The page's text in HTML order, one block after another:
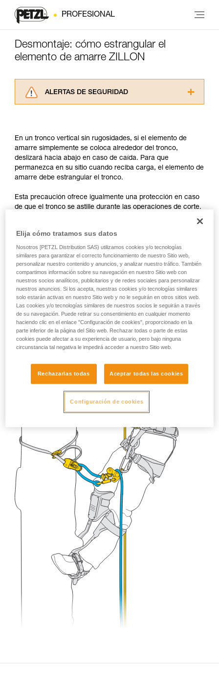
PROFESIONAL
Desmontaje: cómo estrangular el
elemento de amarre ZILLON
ALERTAS DE SEGURIDAD
información de la ficha técnica para poder
comprender este complemento informativo.
Dominar estas técnicas requiere una formación
y un entrenamiento específico. Confirme a
través de un profesional su capacidad para
seguridad, antes de ejecutarlas de forma
autónoma.
describimos aquí.
En un tronco vertical sin rugosidades, si el elemento de
amarre simplemente se coloca alrededor del tronco,
deslizará hacia abajo en caso de caída. Para que
permanezca en su sitio cuando reciba carga, el elemento de
amarre debe estrangular el tronco.
Esta precaución ofrece igualmente una protección en caso
de que el tronco se astille durante las operaciones de corte.
Elija cómo tratamos sus datos
Nosotros [PETZL Distribution SAS) utilizamos cookies y/o tecnologías
similares para garantizar el correcto funcionamiento de nuestro Sitio web,
personalizar nuestro contenido y anuncios, y analizar nuestro tráfico. También
compartimos información sobre su navegación en nuestro Sitio web con
nuestros socios analíticos, publicitarios y de redes sociales para personalizar
nuestros anuncios. Si los acepta, nuestras cookies y/o tecnologías similares
solo estarán activas en nuestro Sitio web y no le seguirán en otros sitios web.
Las cookies y/o tecnologías similares de nuestros socios le seguirán a través
de su navegación. Puede retirar su consentimiento en cualquier momento
haciendo clic en el enlace "Configuración de cookies", proporcionado en la
parte inferior de la página del Sitio web. Rechazar todas o parte de estas
cookies puede afectar a su experiencia de usuario, pero bajo ninguna
circunstancia tal negativa le impedirá acceder a nuestro Sitio web.
Rechazarlas todas Aceptar todas las cookies
Configuración de cookies